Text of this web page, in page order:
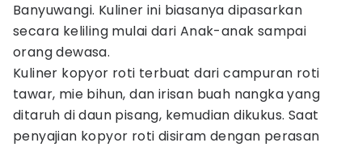
Banyuwangi. Kuliner ini biasanya dipasarkan
secara keliling mulai dari Anak-anak sampai
orang dewasa.
Kuliner kopyor roti terbuat dari campuran roti
tawar, mie bihun, dan irisan buah nangka yang
ditaruh di daun pisang, kemudian dikukus. Saat
penyajian kopyor roti disiram dengan perasan